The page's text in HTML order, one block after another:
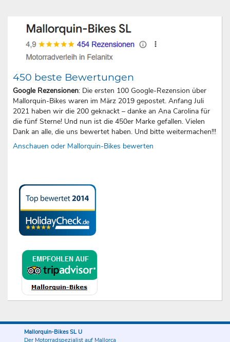
450 beste Bewertungen
Google Rezensionen: Die ersten 100 Google-Rezension über
Mallorquin-Bikes waren im März 2019 gepostet. Anfang Juli
2021 haben wir die 200 geknackt – danke an Ana Carolina für
die fünf Sterne! Und nun ist die 450er Marke gefallen. Vielen
Dank an alle, die uns bewertet haben. Und bitte weitermachen!!!
Anschauen oder Mallorquin-Bikes bewerten
Mallorquin-Bikes SL U
Der Motorradspezialist auf Mallorca